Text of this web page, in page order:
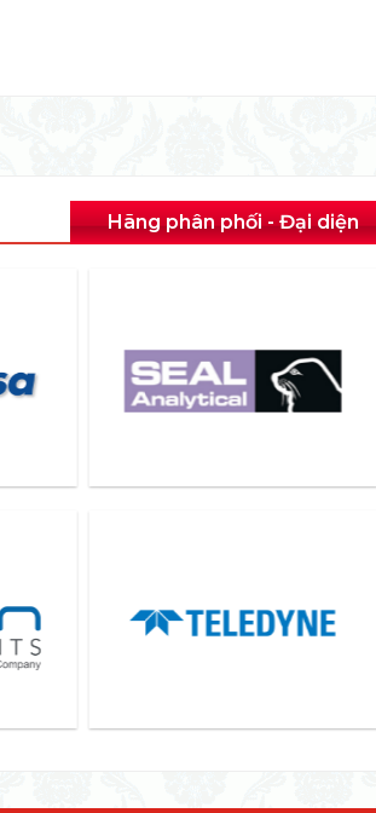
Hãng phân phối - Đại diện